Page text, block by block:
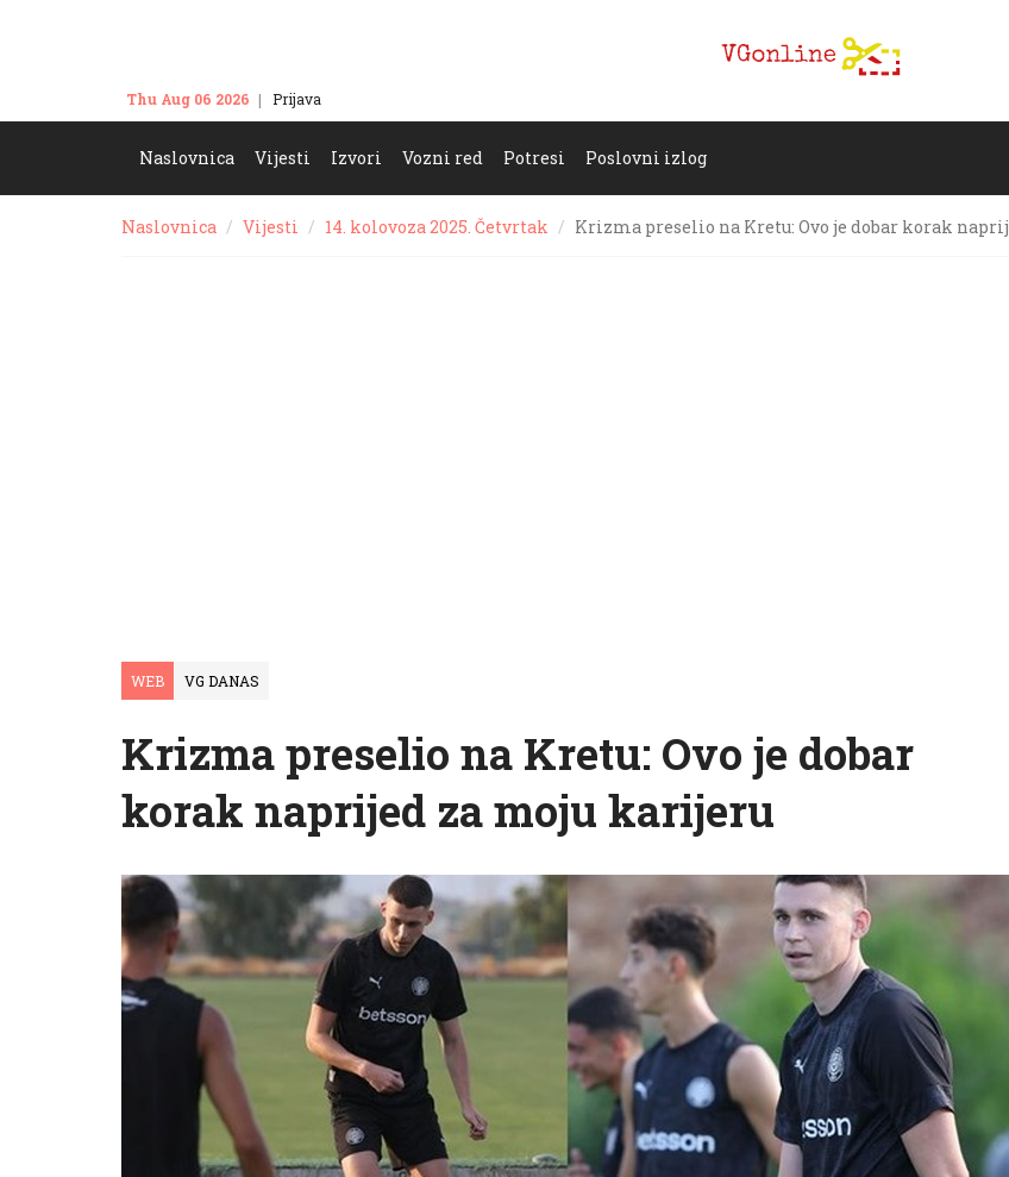
Thu Aug 06 2026 Prijava
Naslovnica Vijesti Izvori Vozni red Potresi Poslovni izlog
Naslovnica Vijesti 14. kolovoza 2025. Četvrtak Krizma preselio na Kretu: Ovo je dobar korak
WEB VG DANAS
Krizma preselio na Kretu: Ovo je dobar
korak naprijed za moju karijeru